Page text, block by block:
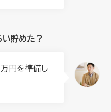
い貯めた？
円を準備し